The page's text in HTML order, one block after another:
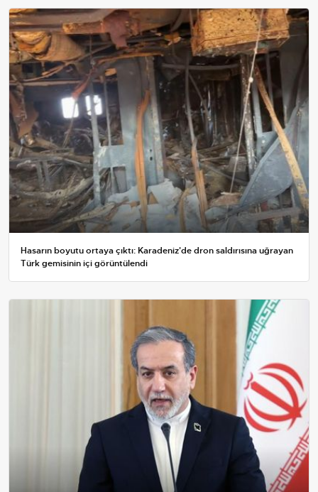
Hasarın boyutu ortaya çıktı: Karadeniz'de dron saldırısına uğrayan
Türk gemisinin içi görüntülendi